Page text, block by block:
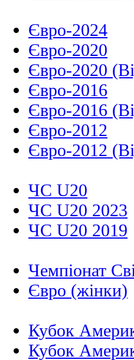
Євро-2024
Євро-2020
Євро-2020
Євро-2016
Євро-2016
Євро-2012
Євро-2012
ЧС U20
ЧС U20 2023
ЧС U20 2019
Чемпіонат
Євро (жінки)
Кубок
Кубок